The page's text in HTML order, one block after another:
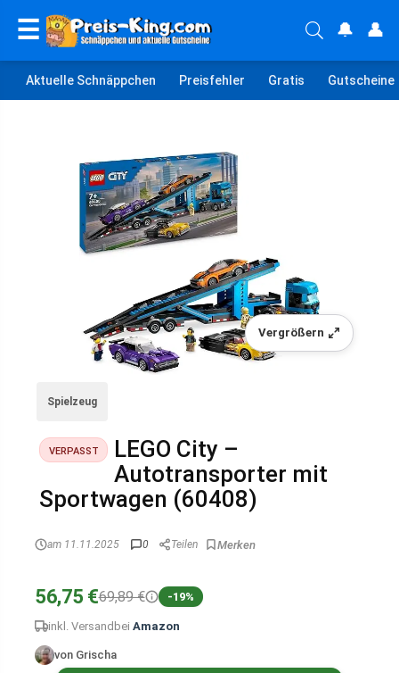
☰ 🔔 👤
Aktuelle Schnäppchen Preisfehler Gratis Gutscheine
Vergrößern
Spielzeug
VERPASST
LEGO City –
Autotransporter mit
Sportwagen (60408)
am 11.11.2025 0 Teilen
56,75 €69,89 € -19%
inkl. Versand bei Amazon
von Grischa